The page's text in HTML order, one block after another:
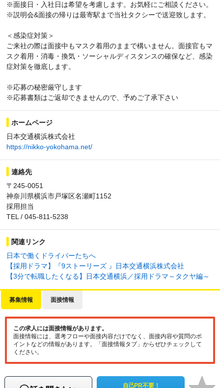
※面接日・入社日は希望を考慮します。お気軽にご相談ください。
※説明会&面接の帰りは最寄駅まで当社タクシーで送迎致します。
＜感染症対策＞
ご来社の際は面接中もマスク着用のままで構いません。面接官もマ
スク着用・消毒・換気・ソーシャルディスタンスの確保など、感染
症対策を徹底します。
※応募の秘密厳守します
※応募書類はご返却できませんので、予めご了承下さい
ホームページ
日本交通横浜株式会社
https://nikko-yokohama.net/
連絡先
〒245-0051
神奈川県横浜市戸塚区名瀬町1152
採用担当
TEL / 045-811-5238
関連リンク
日本で働くドライバーたちへ
【採用ドラマ】『9ストーリーズ 』日本交通横浜株式会社
【3分で転職したくなる】日本交通横浜／採用ドラマ～タクヤ編～
募集情報 面接情報
この求人には面接情報があります。
面接情報には、選考フローや面接内容だけでなく、面接内容や質問のポ
イントなどの情報があります。「面接情報タブ」からぜひチェックして
ください。
自己PR不要！